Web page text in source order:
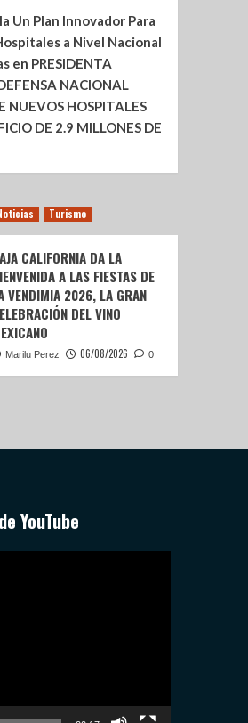
Un Plan Innovador Para
a Nivel Nacional
en PRESIDENTA
NACIONAL
NUEVOS HOSPITALES
DE 2.9 MILLONES DE
Turismo
CALIFORNIA DA LA
A LAS FIESTAS DE
VENDIMIA 2026, LA GRAN
DEL VINO
Marilu Perez 06/08/2026 0
YouTube